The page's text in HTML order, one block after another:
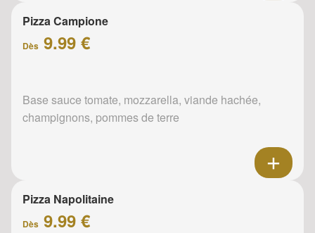
Pizza Campione
Dès 9.99 €
Base sauce tomate, mozzarella, viande hachée,
champignons, pommes de terre
Pizza Napolitaine
Dès 9.99 €